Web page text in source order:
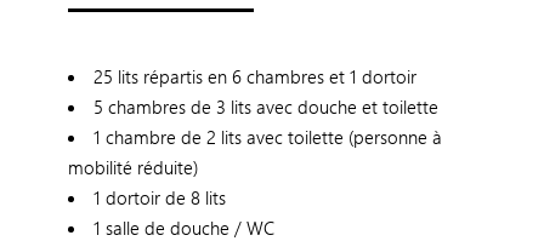
25 lits répartis en 6 chambres et 1 dortoir
5 chambres de 3 lits avec douche et toilette
1 chambre de 2 lits avec toilette (personne à
mobilité réduite)
1 dortoir de 8 lits
1 salle de douche / WC